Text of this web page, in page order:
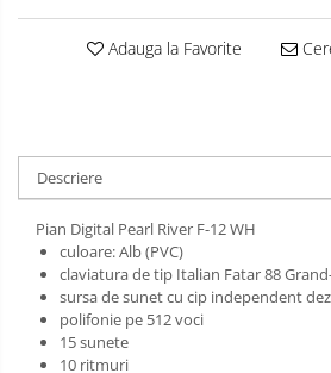
Muzicuta
Triole / Melodica
Trompete Bb
Trompete C
Trompete de buzunar
Trompete piccolo
Adauga la Favorite
Descriere
Pian Digital Pearl River F-12 WH
culoare: Alb (PVC)
claviatura de tip Italian Fatar 88
sursa de sunet cu cip independent
polifonie pe 512 voci
15 sunete
10 ritmuri